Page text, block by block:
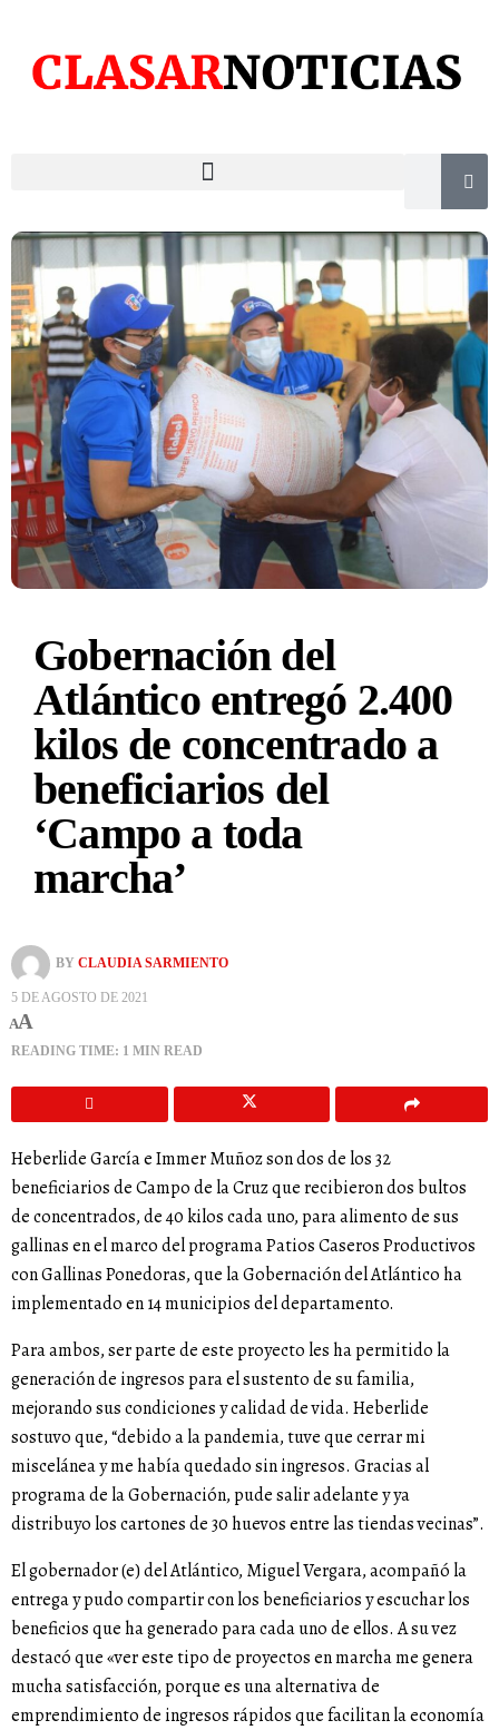
Gobernación del
Atlántico entregó 2.400
kilos de concentrado a
beneficiarios del
‘Campo a toda
marcha’
BY CLAUDIA SARMIENTO
5 DE AGOSTO DE 2021
AA
READING TIME: 1 MIN READ
Heberlide García e Immer Muñoz son dos de los 32
beneficiarios de Campo de la Cruz que recibieron dos bultos
de concentrados, de 40 kilos cada uno, para alimento de sus
gallinas en el marco del programa Patios Caseros Productivos
con Gallinas Ponedoras, que la Gobernación del Atlántico ha
implementado en 14 municipios del departamento.
Para ambos, ser parte de este proyecto les ha permitido la
generación de ingresos para el sustento de su familia,
mejorando sus condiciones y calidad de vida. Heberlide
sostuvo que, “debido a la pandemia, tuve que cerrar mi
miscelánea y me había quedado sin ingresos. Gracias al
programa de la Gobernación, pude salir adelante y ya
distribuyo los cartones de 30 huevos entre las tiendas vecinas”.
El gobernador (e) del Atlántico, Miguel Vergara, acompañó la
entrega y pudo compartir con los beneficiarios y escuchar los
beneficios que ha generado para cada uno de ellos. A su vez
destacó que «ver este tipo de proyectos en marcha me genera
mucha satisfacción, porque es una alternativa de
emprendimiento de ingresos rápidos que facilitan la economía